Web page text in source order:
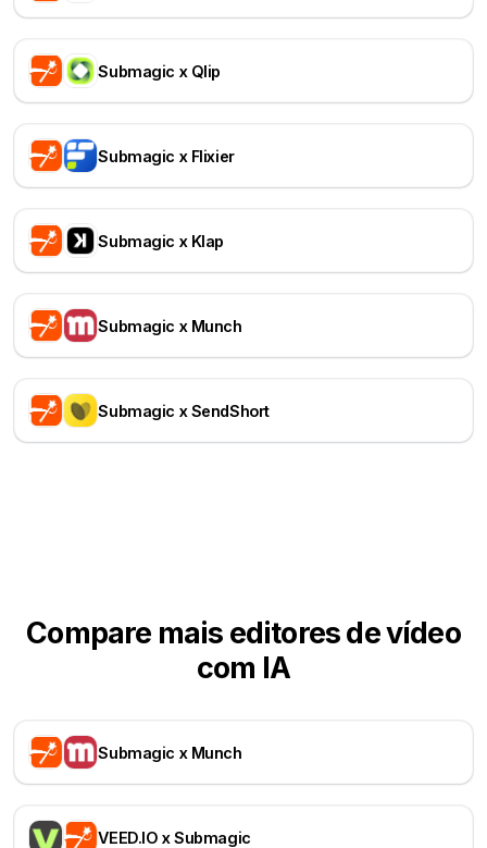
Submagic x Qlip
Submagic x Flixier
Submagic x Klap
Submagic x Munch
Submagic x SendShort
Compare mais editores de vídeo
com IA
Submagic x Munch
VEED.IO x Submagic